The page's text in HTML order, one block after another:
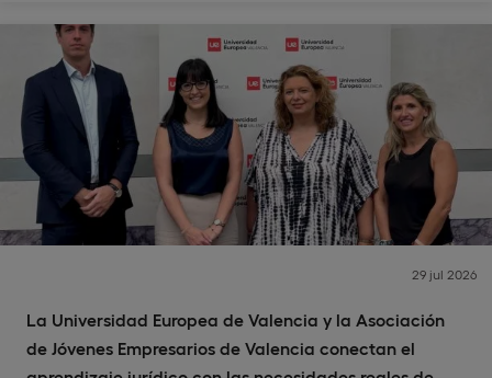
La Universidad Europea de Valencia y la Asociación
de Jóvenes Empresarios de Valencia conectan el
29 jul 2026